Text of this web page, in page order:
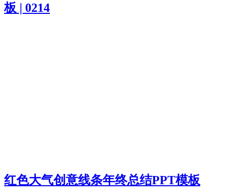
板 | 0214
红色大气创意线条年终总结PPT模板